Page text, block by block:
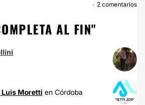
AUMENTO MAMAS
2 comentarios
AL FIN"
Luis Moretti en Córdoba